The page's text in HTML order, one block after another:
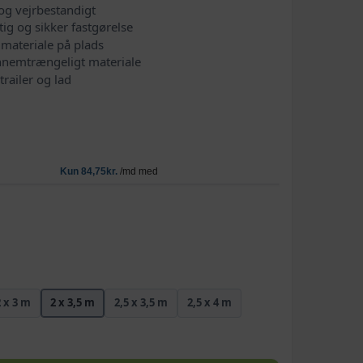
vejrbestandigt
og sikker fastgørelse
på plads
materiale
og lad
x 3 m 2 x 3,5 m 2,5 x 3,5 m 2,5 x 4 m